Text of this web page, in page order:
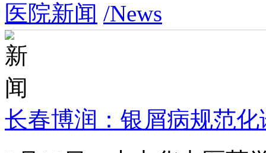
医院新闻 /News
长春博润：银屑病规范化